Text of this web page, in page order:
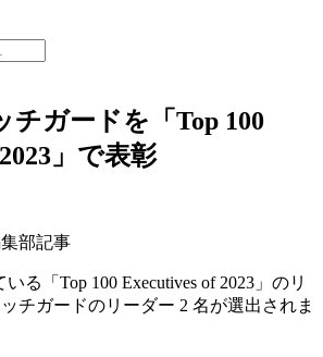
チガードを「Top 100
」で表彰
集部記事
る「Top 100 Executives of 2023」のリ
チガードのリーダー 2 名が選出されま